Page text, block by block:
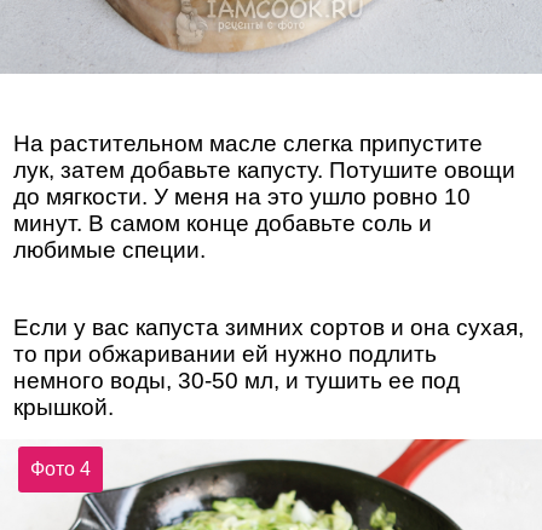
На растительном масле слегка припустите
лук, затем добавьте капусту. Потушите овощи
до мягкости. У меня на это ушло ровно 10
минут. В самом конце добавьте соль и
любимые специи.
Если у вас капуста зимних сортов и она сухая,
то при обжаривании ей нужно подлить
немного воды, 30-50 мл, и тушить ее под
крышкой.
Фото 4